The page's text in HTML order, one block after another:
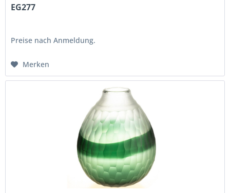
EG277
Preise nach Anmeldung.
Merken